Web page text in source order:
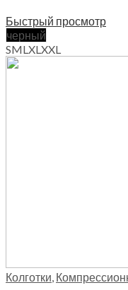
Быстрый просмотр
черный
SMLXLXXL
Колготки,